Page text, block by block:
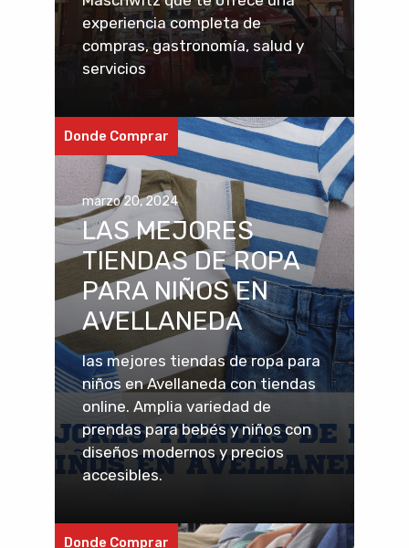
experiencia completa de
compras, gastronomía, salud y
servicios
Donde Comprar
marzo 20, 2024
LAS MEJORES
TIENDAS DE ROPA
PARA NIÑOS EN
AVELLANEDA
las mejores tiendas de ropa para
niños en Avellaneda con tiendas
online. Amplia variedad de
prendas para bebés y niños con
diseños modernos y precios
accesibles.
Donde Comprar